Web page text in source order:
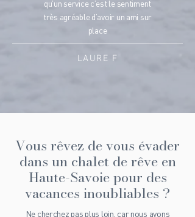
qu’un service c’est le sentiment
très agréable d’avoir un ami sur
place
LAURE F
Vous rêvez de vous évader
dans un chalet de rêve en
Haute-Savoie pour des
vacances inoubliables ?
Ne cherchez pas plus loin, car nous avons